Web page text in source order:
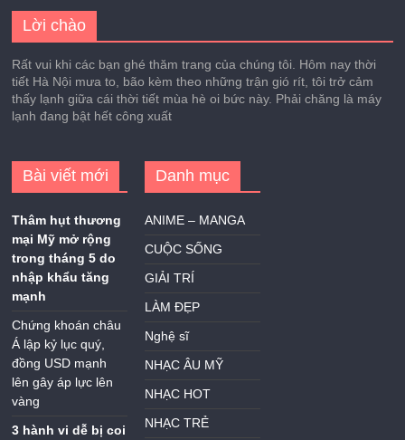
Lời chào
Rất vui khi các bạn ghé thăm trang của chúng tôi. Hôm nay thời
tiết Hà Nội mưa to, bão kèm theo những trận gió rít, tôi trở cảm
thấy lạnh giữa cái thời tiết mùa hè oi bức này. Phải chăng là máy
lạnh đang bật hết công xuất
Bài viết mới
Thâm hụt thương
mại Mỹ mở rộng
trong tháng 5 do
nhập khẩu tăng
mạnh
Chứng khoán châu
Á lập kỷ lục quý,
đồng USD mạnh
lên gây áp lực lên
vàng
3 hành vi dễ bị coi
Danh mục
ANIME – MANGA
CUỘC SỐNG
GIẢI TRÍ
LÀM ĐẸP
Nghệ sĩ
NHẠC ÂU MỸ
NHẠC HOT
NHẠC TRẺ